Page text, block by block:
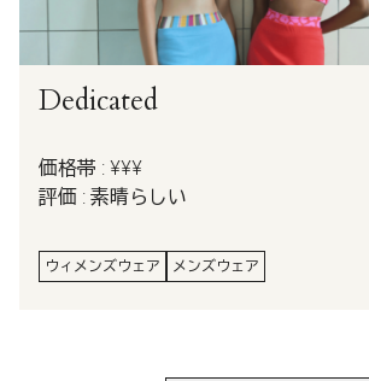
Dedicated
価格帯 : ¥¥¥
評価 : 素晴らしい
ウィメンズウェア メンズウェア